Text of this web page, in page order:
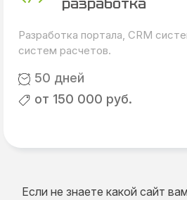
Разработка портала, CRM
систем расчетов.
50 дней
от 150 000 руб.
Если не знаете какой сайт